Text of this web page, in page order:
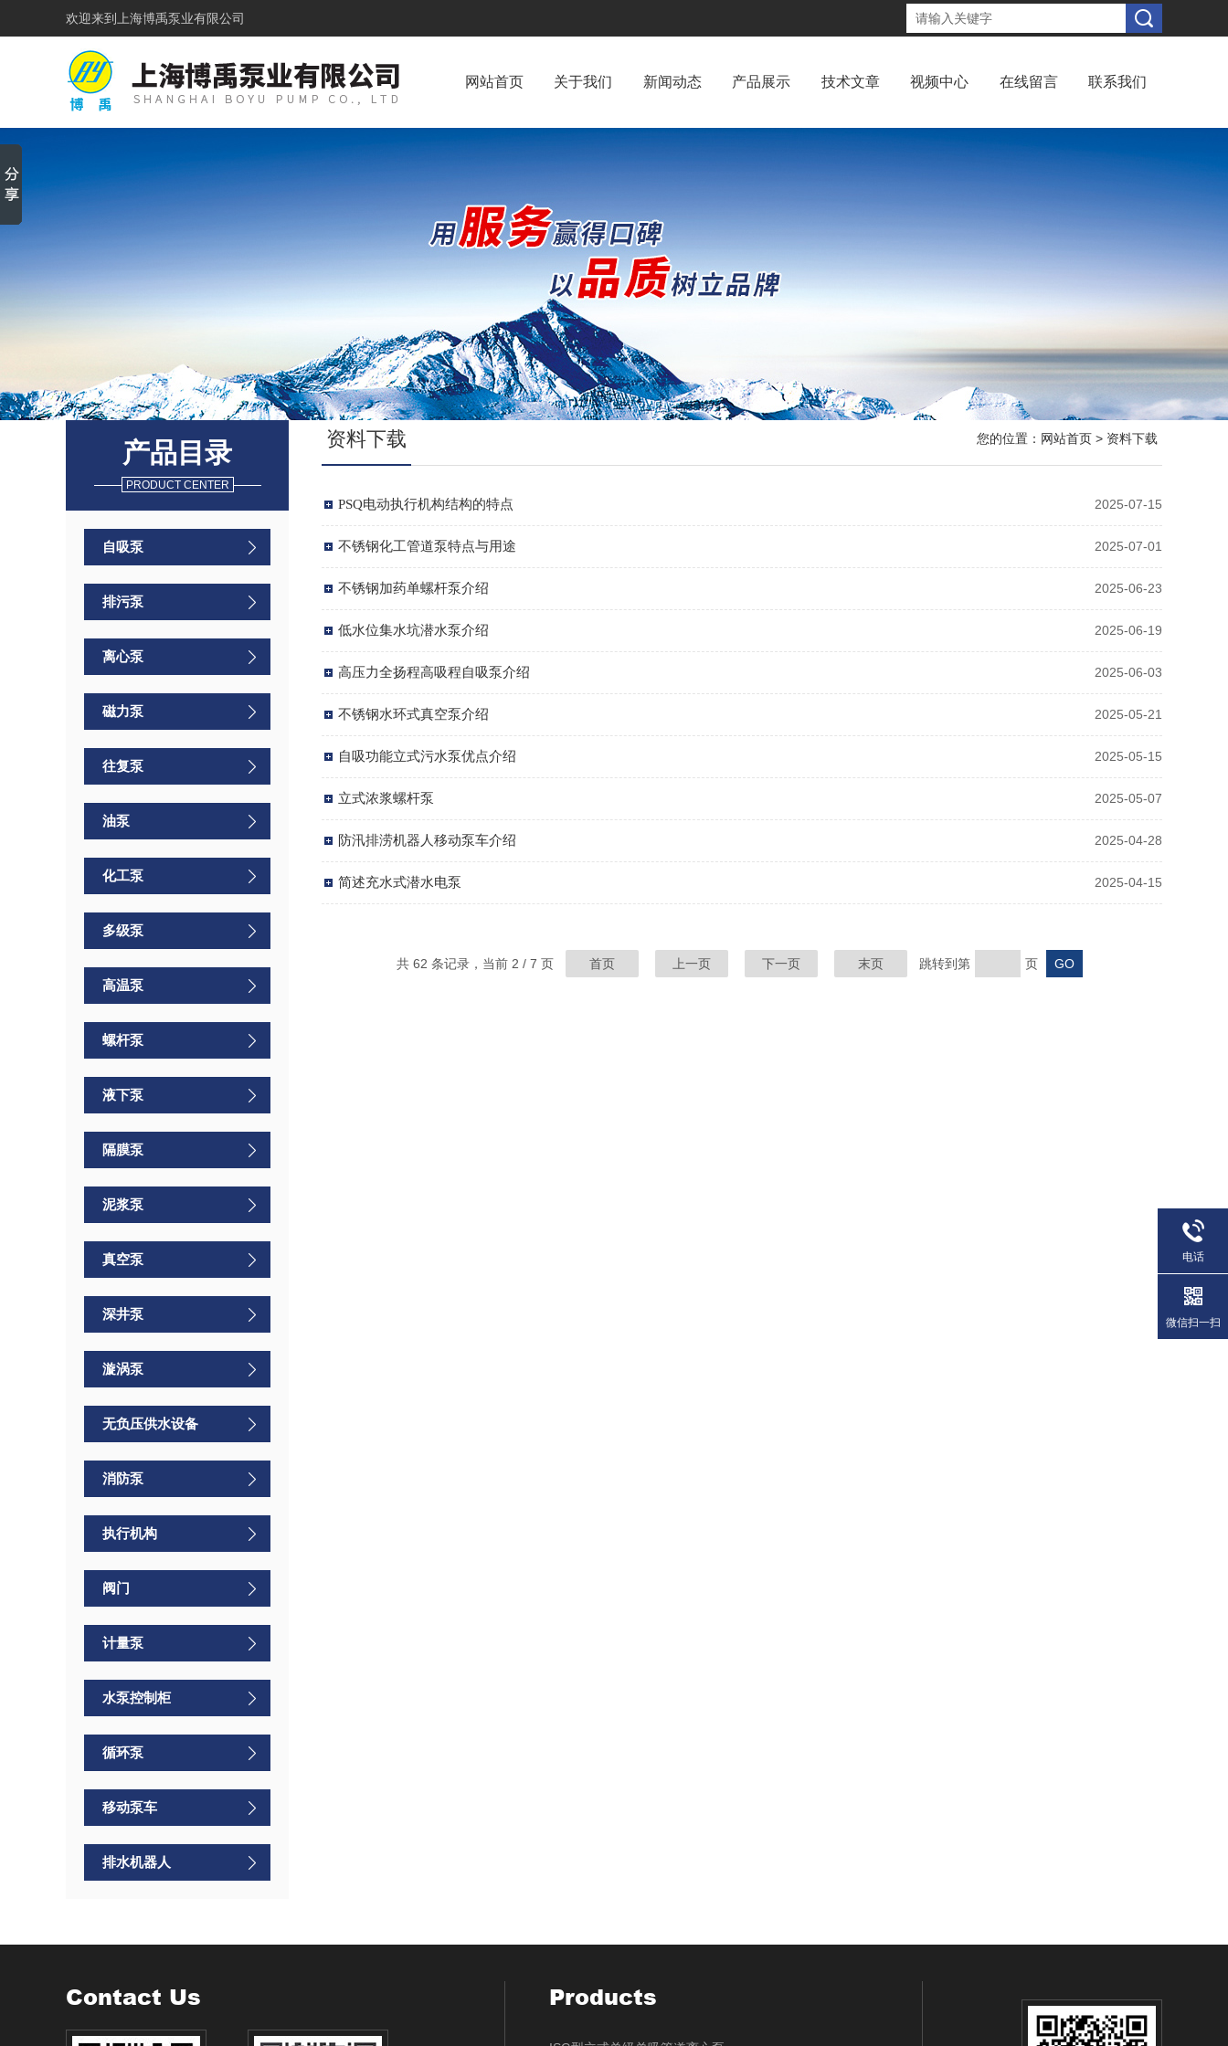
欢迎来到 上海博禹泵业有限公司
网站首页 关于我们 新闻动态 产品展示 技术文章 视频中心 在线留言 联系我们
产品目录
PRODUCT CENTER
自吸泵
排污泵
离心泵
磁力泵
往复泵
油泵
化工泵
多级泵
高温泵
螺杆泵
液下泵
隔膜泵
泥浆泵
真空泵
深井泵
漩涡泵
无负压供水设备
消防泵
执行机构
阀门
计量泵
水泵控制柜
循环泵
移动泵车
排水机器人
资料下载 您的位置： 网站首页 > 资料下载
PSQ电动执行机构结构的特点 2025-07-15
不锈钢化工管道泵特点与用途 2025-07-01
不锈钢加药单螺杆泵介绍 2025-06-23
低水位集水坑潜水泵介绍 2025-06-19
高压力全扬程高吸程自吸泵介绍 2025-06-03
不锈钢水环式真空泵介绍 2025-05-21
自吸功能立式污水泵优点介绍 2025-05-15
立式浓浆螺杆泵 2025-05-07
防汛排涝机器人移动泵车介绍 2025-04-28
简述充水式潜水电泵 2025-04-15
共 62 条记录，当前 2 / 7 页 首页 上一页 下一页 末页 跳转到第 页
Contact Us Products
电话
微信扫一扫